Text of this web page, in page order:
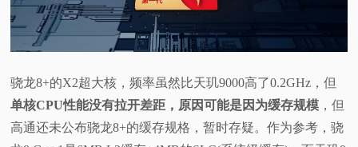
骁龙8+的X2超大核，频率虽然比天玑9000高了0.2GHz，但
单核CPU性能没有拉开差距，原因可能是因为缓存规模 ，但
高通还未公布骁龙8+的缓存规格，暂时存疑。作为参考，骁